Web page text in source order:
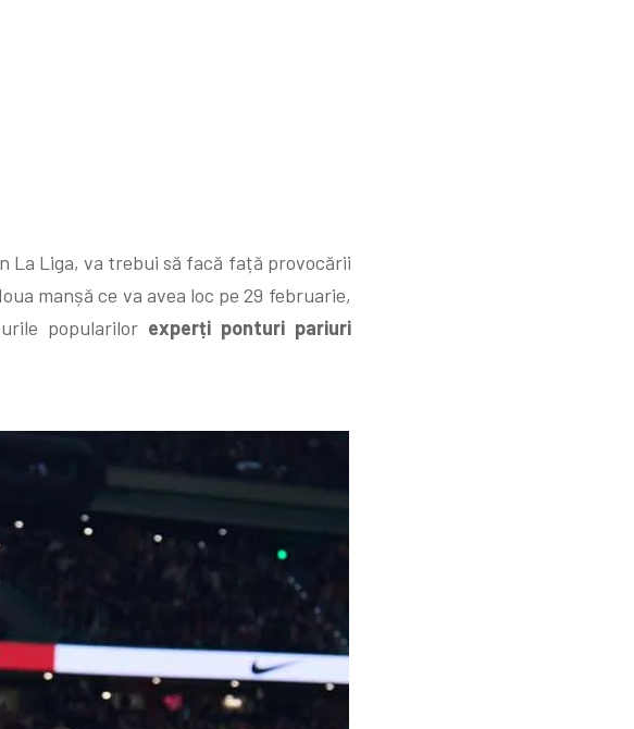
La Liga, va trebui să facă față provocării
manșă ce va avea loc pe 29 februarie,
popularilor experți ponturi pariuri